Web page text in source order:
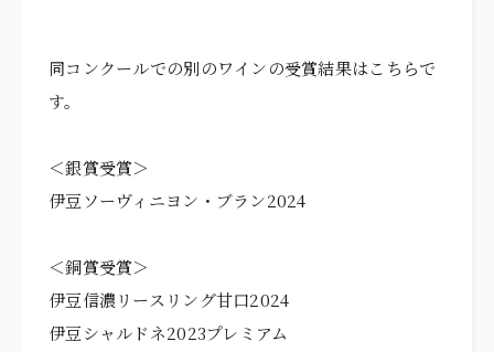
同コンクールでの別のワインの受賞結果はこちらで
す。
＜銀賞受賞＞
伊豆ソーヴィニヨン・ブラン2024
＜銅賞受賞＞
伊豆信濃リースリング甘口2024
伊豆シャルドネ2023プレミアム